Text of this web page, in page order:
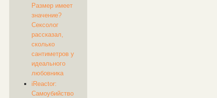
Размер имеет
значение?
Сексолог
рассказал,
сколько
сантиметров у
идеального
любовника
iReactor:
Самоубийство